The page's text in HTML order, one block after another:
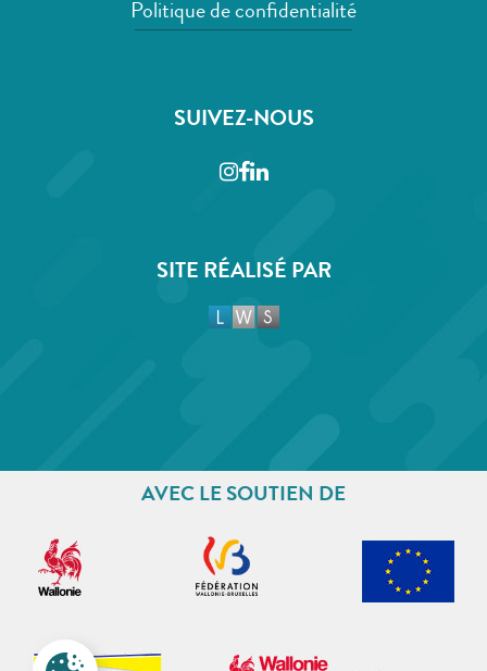
Politique de confidentialité
SUIVEZ-NOUS
Instagram
Facebook
LinkedIn
SITE RÉALISÉ PAR
AVEC LE SOUTIEN DE